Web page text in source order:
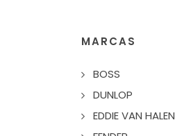
MARCAS
BOSS
DUNLOP
EDDIE VAN HALEN